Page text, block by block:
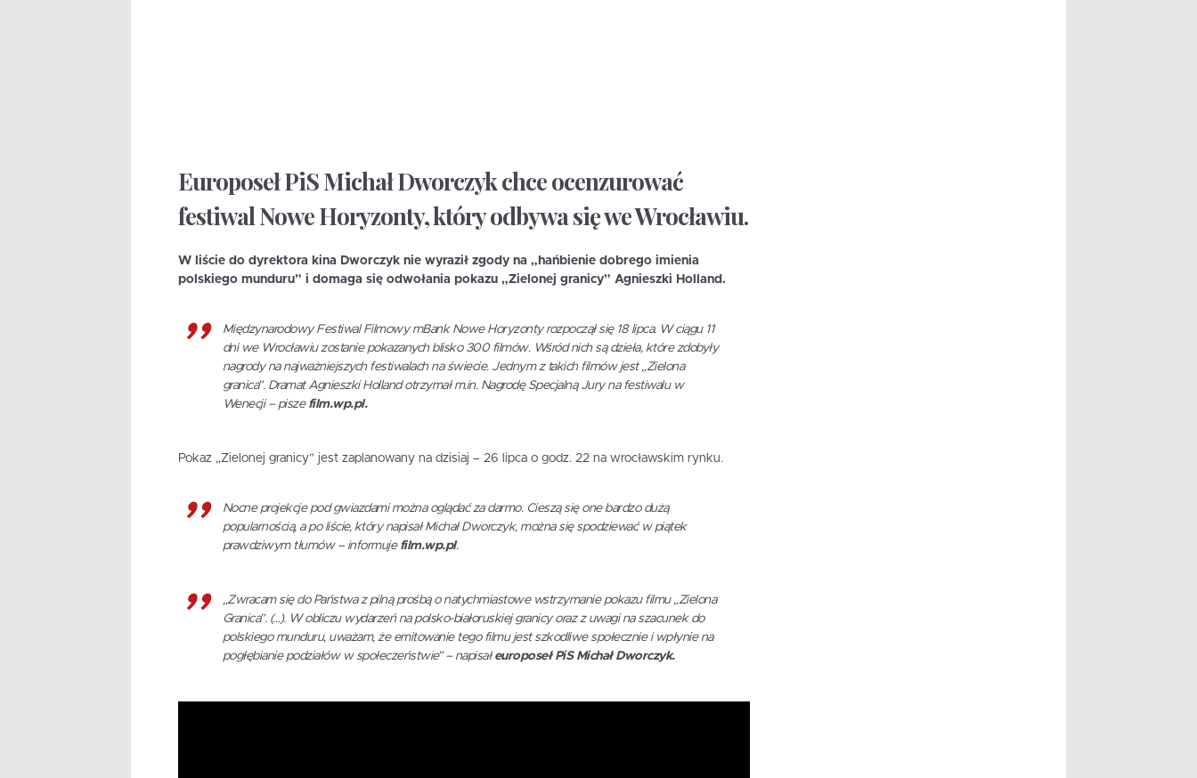
Europoseł PiS Michał Dworczyk chce ocenzurować
festiwal Nowe Horyzonty, który odbywa się we Wrocławiu.
W liście do dyrektora kina Dworczyk nie wyraził zgody na „hańbienie dobrego imienia
polskiego munduru” i domaga się odwołania pokazu „Zielonej granicy” Agnieszki Holland.
Międzynarodowy Festiwal Filmowy mBank Nowe Horyzonty rozpoczął się 18 lipca. W ciągu 11
dni we Wrocławiu zostanie pokazanych blisko 300 filmów. Wśród nich są dzieła, które zdobyły
nagrody na najważniejszych festiwalach na świecie. Jednym z takich filmów jest „Zielona
granica”. Dramat Agnieszki Holland otrzymał m.in. Nagrodę Specjalną Jury na festiwalu w
Wenecji – pisze film.wp.pl.
Pokaz „Zielonej granicy” jest zaplanowany na dzisiaj – 26 lipca o godz. 22 na wrocławskim rynku.
Nocne projekcje pod gwiazdami można oglądać za darmo. Cieszą się one bardzo dużą
popularnością, a po liście, który napisał Michał Dworczyk, można się spodziewać w piątek
prawdziwym tłumów – informuje film.wp.pl.
„Zwracam się do Państwa z pilną prośbą o natychmiastowe wstrzymanie pokazu filmu „Zielona
Granica”. (…). W obliczu wydarzeń na polsko-białoruskiej granicy oraz z uwagi na szacunek do
polskiego munduru, uważam, że emitowanie tego filmu jest szkodliwe społecznie i wpłynie na
pogłębianie podziałów w społeczeństwie” – napisał europoseł PiS Michał Dworczyk.